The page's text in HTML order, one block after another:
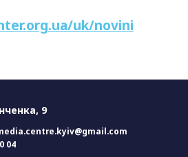
uk/novini
9
04